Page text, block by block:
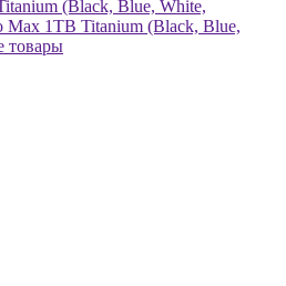
(Black, Blue, White,
Max 1TB Titanium (Black, Blue,
товары